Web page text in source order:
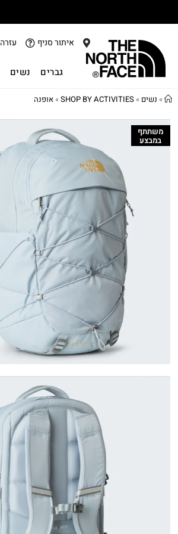
איתור סניף עזרה
גברים נשים
» נשים »
SHOP BY ACTIVITIES
»אופנה
משתתף
במבצע